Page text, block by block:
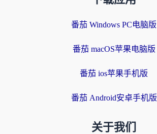
番茄 Windows PC电脑版
番茄 macOS苹果电脑版
番茄 ios苹果手机版
番茄 Android安卓手机版
关于我们